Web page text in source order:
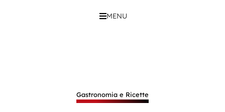
MENU
Gastronomia e Ricette